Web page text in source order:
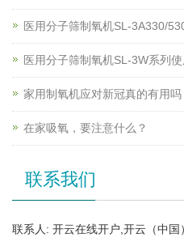
医用分子筛制氧机SL-3A330/
医用分子筛制氧机SL-3W系列
家用制氧机应对新冠真的有用吗
在家吸氧，要注意什么？
联系我们
联系人: 开云在线开户,开云（中国）